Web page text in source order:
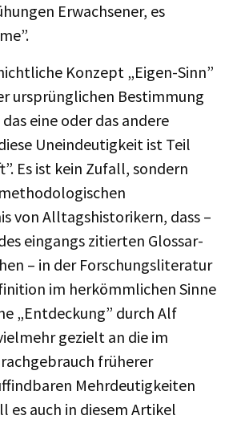
Erwachsener, es
Konzept „Eigen-Sinn”
ursprünglichen Bestimmung
eine oder das andere
Uneindeutigkeit ist Teil
Es ist kein Zufall, sondern
von Alltagshistorikern, dass –
eingangs zitierten Glossar-
– in der Forschungsliteratur
im herkömmlichen Sinne
„Entdeckung” durch Alf
gezielt an die im
früherer
Mehrdeutigkeiten
es auch in diesem Artikel